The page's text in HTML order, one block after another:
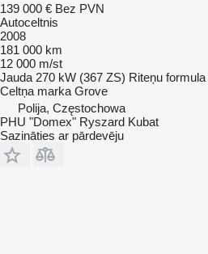
139 000 € Bez PVN
Autoceltnis
2008
181 000 km
12 000 m/st
Jauda 270 kW (367 ZS) Riteņu formula
Celtņa marka Grove
Polija, Częstochowa
PHU "Domex" Ryszard Kubat
Sazināties ar pārdevēju